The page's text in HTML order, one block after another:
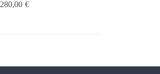
280,00 €